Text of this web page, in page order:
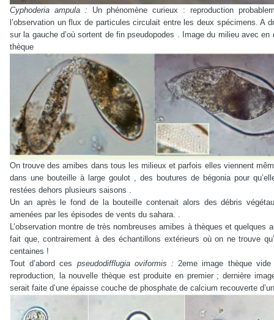
Cyphoderia ampula : Un phénomène curieux : reproduction
l’observation un flux de particules circulait entre les deux spécimens. A
sur la gauche d’où sortent de fin pseudopodes . Image du milieu avec
thèque
On trouve des amibes dans tous les milieux et parfois elles viennent
dans une bouteille à large goulot , des boutures de bégonia pour
restées dehors plusieurs saisons .
Un an après le fond de la bouteille contenait alors des débris
amenées par les épisodes de vents du sahara. .
L’observation montre de très nombreuses amibes à thèques et quelques
fait que, contrairement à des échantillons extérieurs où on ne trouve
centaines !
Tout d’abord ces pseudodifflugia oviformis :2eme image thèque
reproduction, la nouvelle thèque est produite en premier ; dernière
serait faite d’une épaisse couche de phosphate de calcium recouverte